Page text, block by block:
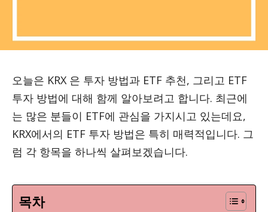
오늘은 KRX 은 투자 방법과 ETF 추천, 그리고 ETF
투자 방법에 대해 함께 알아보려고 합니다. 최근에
는 많은 분들이 ETF에 관심을 가지시고 있는데요,
KRX에서의 ETF 투자 방법은 특히 매력적입니다. 그
럼 각 항목을 하나씩 살펴보겠습니다.
목차